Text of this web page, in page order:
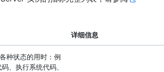
详细信息
种状态的用时：例
、执行系统代码、